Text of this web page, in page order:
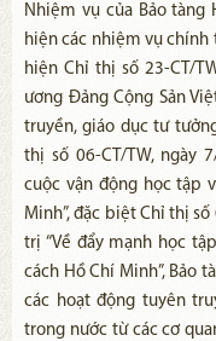
Nhiệm vụ của Bảo
hiện các nhiệm vụ chính
hiện Chỉ thị số 23-CT/
ương Đảng Cộng Sản
truyền, giáo dục tư
thị số 06-CT/TW, ngày
cuộc vận động học tập
Minh”, đặc biệt Chỉ thị
trị “Về đẩy mạnh học
cách Hồ Chí Minh”, Bảo
các hoạt động tuyên
trong nước từ các cơ